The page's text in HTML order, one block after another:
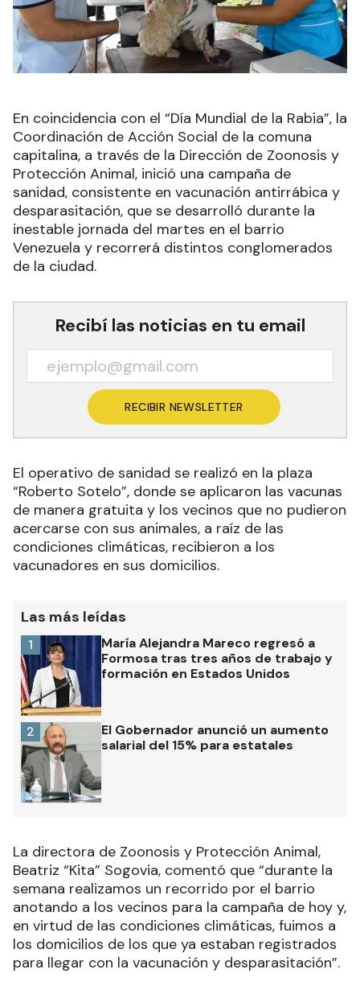
En coincidencia con el “Día Mundial de la Rabia”, la
Coordinación de Acción Social de la comuna
capitalina, a través de la Dirección de Zoonosis y
Protección Animal, inició una campaña de
sanidad, consistente en vacunación antirrábica y
desparasitación, que se desarrolló durante la
inestable jornada del martes en el barrio
Venezuela y recorrerá distintos conglomerados
de la ciudad.
Recibí las noticias en tu email
RECIBIR NEWSLETTER
El operativo de sanidad se realizó en la plaza
“Roberto Sotelo”, donde se aplicaron las vacunas
de manera gratuita y los vecinos que no pudieron
acercarse con sus animales, a raíz de las
condiciones climáticas, recibieron a los
vacunadores en sus domicilios.
Las más leídas
María Alejandra Mareco regresó a
Formosa tras tres años de trabajo y
formación en Estados Unidos
1
El Gobernador anunció un aumento
salarial del 15% para estatales
2
La directora de Zoonosis y Protección Animal,
Beatriz “Kita” Sogovia, comentó que “durante la
semana realizamos un recorrido por el barrio
anotando a los vecinos para la campaña de hoy y,
en virtud de las condiciones climáticas, fuimos a
los domicilios de los que ya estaban registrados
para llegar con la vacunación y desparasitación”.